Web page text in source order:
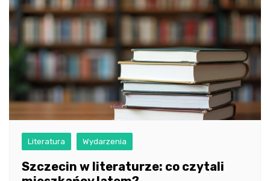
Literatura Wydarzenia
Szczecin w literaturze: co czytali